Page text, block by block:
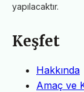
yapılacaktır.
Keşfet
Hakkında
Amaç ve